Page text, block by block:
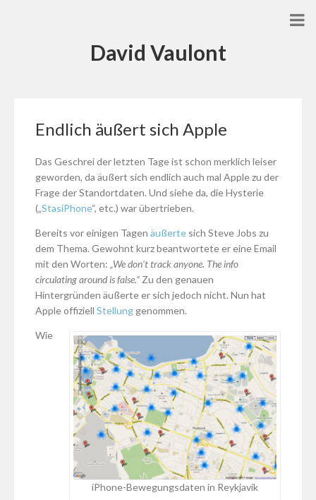
David Vaulont
Endlich äußert sich Apple
Das Geschrei der letzten Tage ist schon merklich leiser
geworden, da äußert sich endlich auch mal Apple zu der
Frage der Standortdaten. Und siehe da, die Hysterie
(„StasiPhone“, etc.) war übertrieben.
Bereits vor einigen Tagen äußerte sich Steve Jobs zu
dem Thema. Gewohnt kurz beantwortete er eine Email
mit den Worten: „We don’t track anyone. The info
circulating around is false.“ Zu den genauen
Hintergründen äußerte er sich jedoch nicht. Nun hat
Apple offiziell Stellung genommen.
iPhone-Bewegungsdaten in Reykjavik
Wie